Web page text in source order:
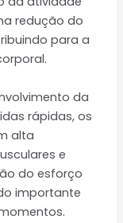
redução do
para a
da
rápidas, os
alta
e
do esforço
importante